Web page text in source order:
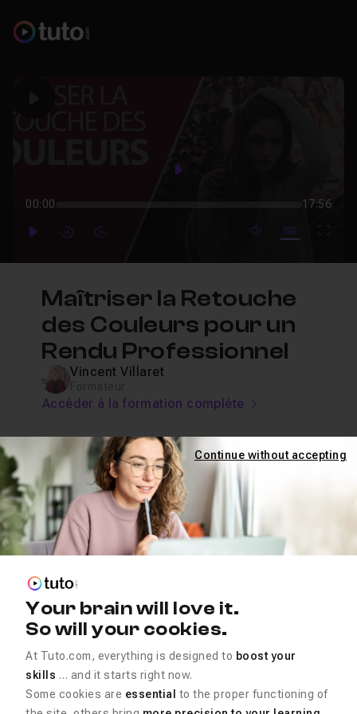
Play
00:00 17:56
PlayForwardForward mute video
Subtitles
Maîtriser la Retouche
des Couleurs pour un
Rendu Professionnel
Vincent Villaret
Accéder à la formation complète